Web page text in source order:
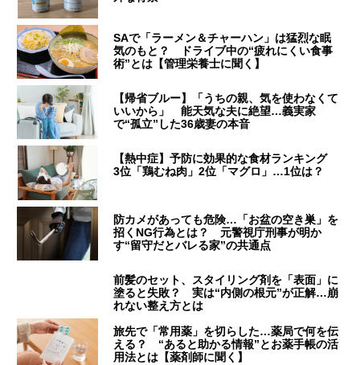
SAで「ラーメン＆チャーハン」は猛烈な眠
気のもと？ ドライブ中の“疲れにくい食事
術”とは【管理栄養士に聞く】
【帰省ブルー】「うちの親、気を使わなくて
いいから」 能天気な夫に絶望…義実家
で“孤立”した36歳妻の本音
【熱中症】予防に効果的な食材ランキング
3位「鶏むね肉」2位「マグロ」…1位は？
防カメがあっても危険…「お盆の空き巣」を
招くNG行為とは？ 元警視庁刑事が明か
す“留守だとバレる家”の共通点
前髪のセット、スタイリング剤を「表面」に
塗ると失敗？ 実は“内側の根元”が正解…崩
れない整え方とは
旅先で「常用薬」を切らした…薬局で何を伝
える？ “あると助かる情報”とお薬手帳の活
用法とは【薬剤師に聞く】